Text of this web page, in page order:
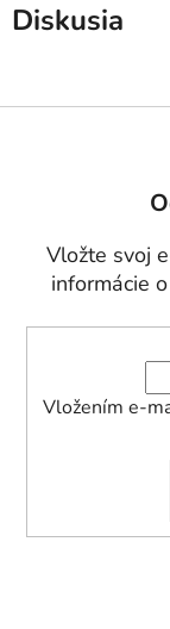
Diskusia
Vložte svoj
informácie
Vložením e-